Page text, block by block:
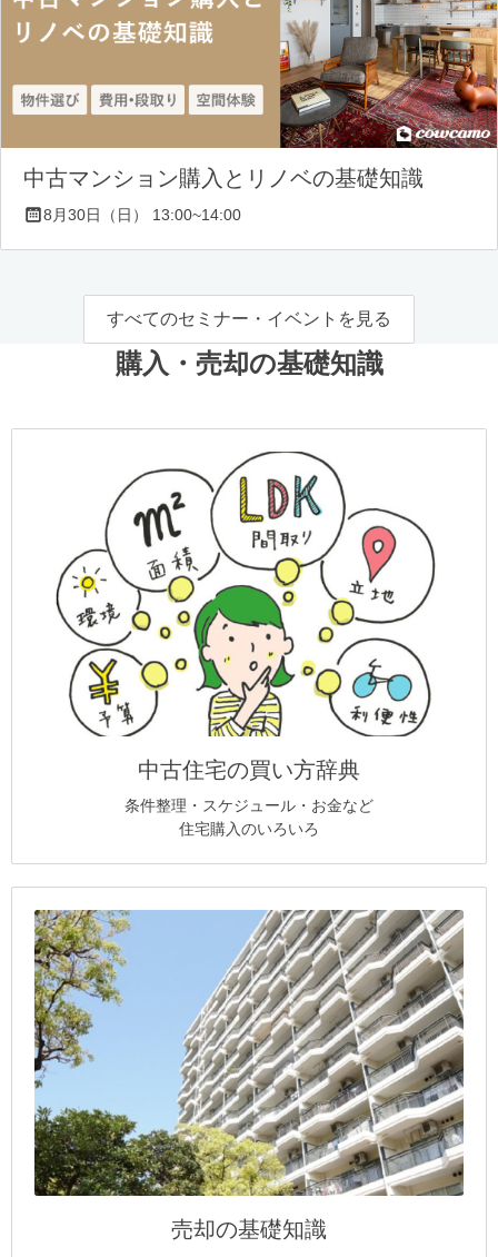
中古マンション購入とリノベの基礎知識
8月30日（日） 13:00~14:00
すべてのセミナー・イベントを見る
購入・売却の基礎知識
中古住宅の買い方辞典
条件整理・スケジュール・お金など
住宅購入のいろいろ
売却の基礎知識